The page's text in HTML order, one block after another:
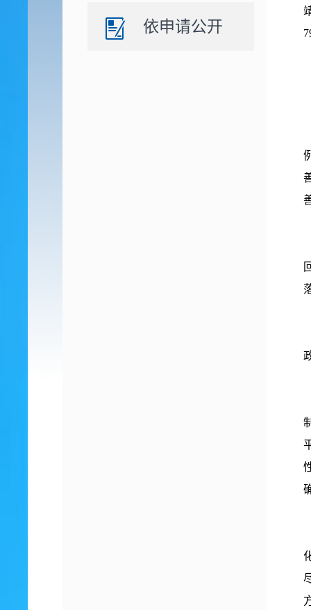
依申请公开